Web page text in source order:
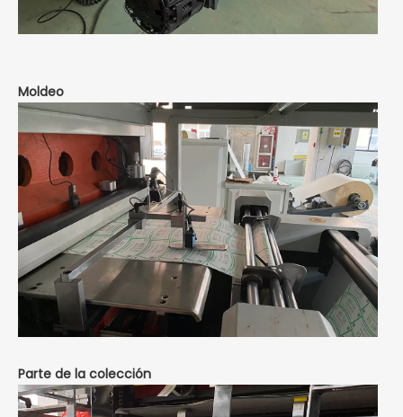
Moldeo
Parte de la colección